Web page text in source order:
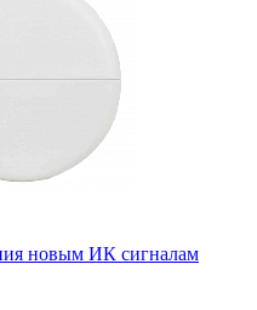
новым ИК сигналам